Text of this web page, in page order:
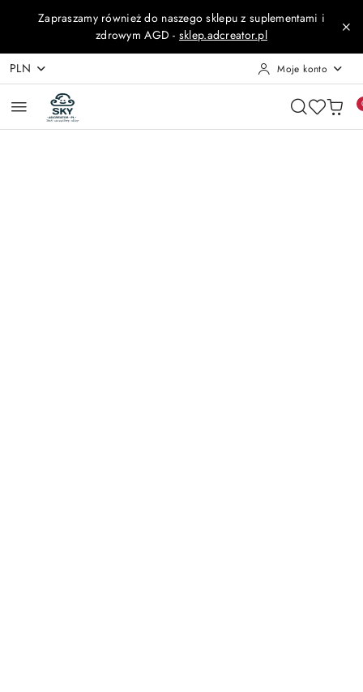
Przejdź do treści głównej
Przejdź do wyszukiwarki
Przejdź do moje konto
Przejdź do menu głównego
Przejdź do opisu produktu
Przejdź do stopki
Zapraszamy również do naszego sklepu z suplementami i
zdrowym AGD - sklep.adcreator.pl
PLN Moje konto